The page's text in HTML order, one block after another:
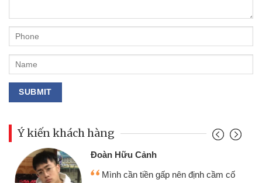
Ý kiến khách hàng
Đoàn Hữu Cảnh
Mình cần tiền gấp nên định cầm cố